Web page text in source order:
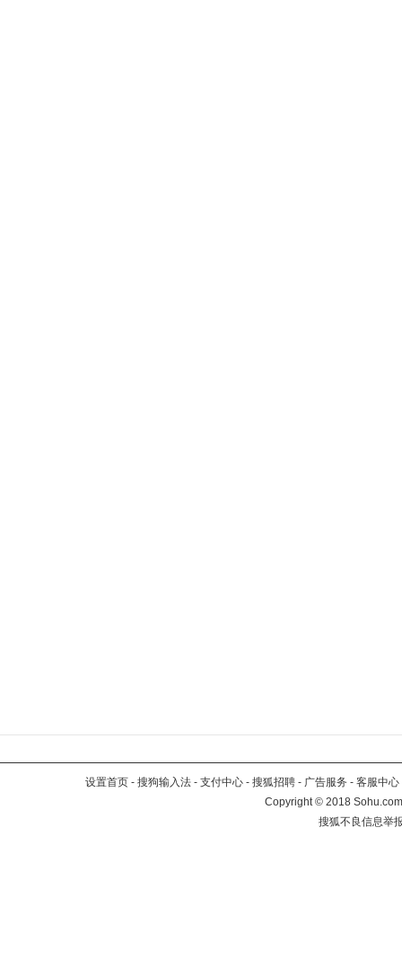
设置首页 - 搜狗输入法 - 支付中心 - 搜狐招聘 - 广告服务 - 客服中心
Copyright©2018
搜狐不良信息举